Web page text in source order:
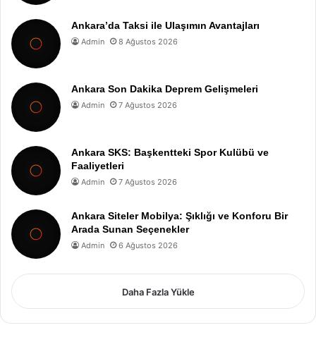
Ankara’da Taksi ile Ulaşımın Avantajları
Admin 8 Ağustos 2026
Ankara Son Dakika Deprem Gelişmeleri
Admin 7 Ağustos 2026
Ankara SKS: Başkentteki Spor Kulübü ve
Faaliyetleri
Admin 7 Ağustos 2026
Ankara Siteler Mobilya: Şıklığı ve Konforu Bir
Arada Sunan Seçenekler
Admin 6 Ağustos 2026
Daha Fazla Yükle